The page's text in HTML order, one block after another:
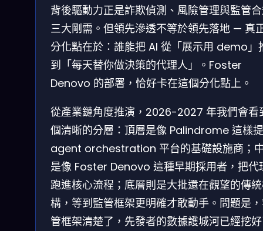
背後驅動力正是詐欺偵測、風險管理與監管
三大剛需。但領先滲透不等於領先落地 — 真
分化點在於：誰能把 AI 從「展示用 demo」
到「每天替你做決策的代理人」。Foster
Denovo 的部署，恰好卡在這個分化點上。
從產業鏈角度推演，2026-2027 年我們會看
個清晰的分層：頂層是像 Palindrome 這樣
agent orchestration 平台的基礎設施商；
是像 Foster Denovo 這種早期採用者，把代
跑進核心流程；底層則是大批還在觀望的傳
構，等到監管框架更明確才敢動手。問題是
管框架清楚了，先發者的數據護城河已經挖